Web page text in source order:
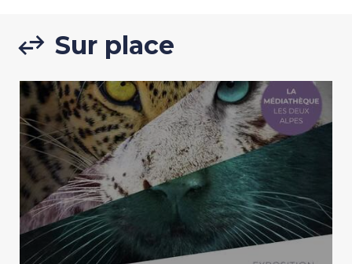
Sur place